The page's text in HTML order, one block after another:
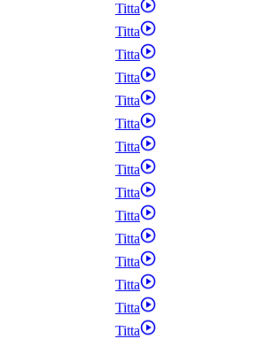
Titta
Titta
Titta
Titta
Titta
Titta
Titta
Titta
Titta
Titta
Titta
Titta
Titta
Titta
Titta